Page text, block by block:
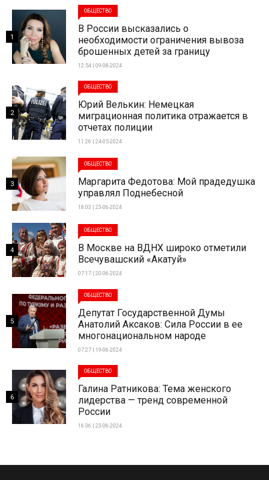
ОБЩЕСТВО
В России высказались о
необходимости ограничения вывоза
брошенных детей за границу
12:54 | 09-08-2024
1
ОБЩЕСТВО
Юрий Велькин: Немецкая
миграционная политика отражается в
отчетах полиции
11:26 | 24-05-2024
2
ОБЩЕСТВО
Маргарита Федотова: Мой прадедушка
управлял Поднебесной
18:03 | 23-06-2024
3
ОБЩЕСТВО
В Москве на ВДНХ широко отметили
Всечувашский «Акатуй»
07:17 | 20-06-2024
4
ОБЩЕСТВО
Депутат Государственной Думы
Анатолий Аксаков: Сила России в ее
многонациональном народе
07:27 | 19-06-2024
5
ОБЩЕСТВО
Галина Ратникова: Тема женского
лидерства — тренд современной
России
16:36 | 23-06-2024
6